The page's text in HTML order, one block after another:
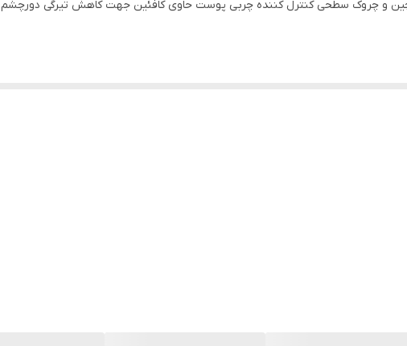
چین و چروک سطحی کنترل کننده چربی پوست حاوی کافئین جهت کاهش تیرگی دورچشم